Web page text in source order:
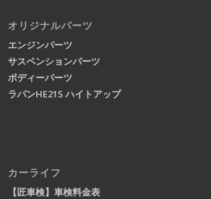
オリジナルパーツ
エンジンパーツ
サスペンションパーツ
ボディーパーツ
ラパンHE21S ハイトアップ
カーライフ
【匠車検】車検料金表